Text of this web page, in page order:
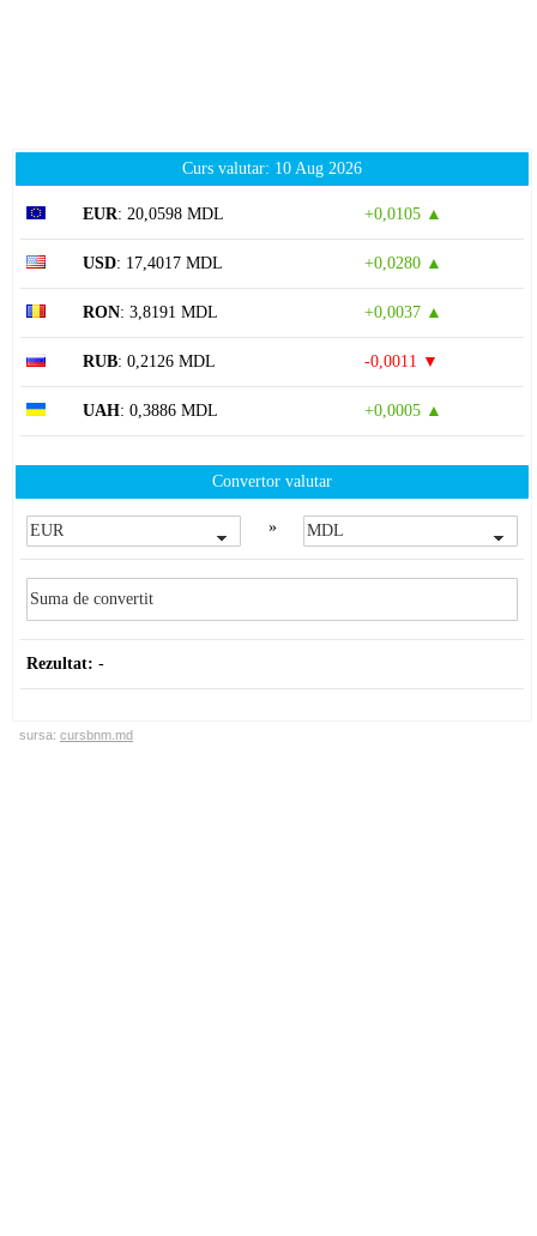
Curs valutar: 10 Aug 2026
EUR: 20,0598 MDL +0,0105 ▲
USD: 17,4017 MDL +0,0280 ▲
RON: 3,8191 MDL +0,0037 ▲
RUB: 0,2126 MDL -0,0011 ▼
UAH: 0,3886 MDL +0,0005 ▲
Convertor valutar
»
Rezultat: -
sursa: cursbnm.md